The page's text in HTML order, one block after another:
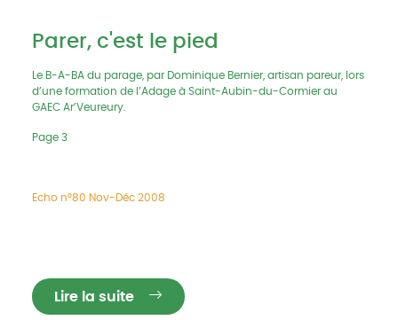
Parer, c'est le pied
Le B-A-BA du parage, par Dominique Bernier, artisan pareur, lors
d’une formation de l’Adage à Saint-Aubin-du-Cormier au
GAEC Ar’Veureury.
Page 3
Echo n°80 Nov-Déc 2008
Lire la suite